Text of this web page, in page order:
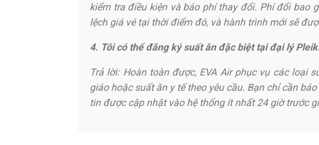
kiểm tra điều kiện và báo phí thay đổi. Phí đổi bao
lệch giá vé tại thời điểm đó, và hành trình mới sẽ
4. Tôi có thể đăng ký suất ăn đặc biệt tại đại lý
Trả lời: Hoàn toàn được, EVA Air phục vụ các loại
giáo hoặc suất ăn y tế theo yêu cầu. Bạn chỉ cần
tin được cập nhật vào hệ thống ít nhất 24 giờ trước